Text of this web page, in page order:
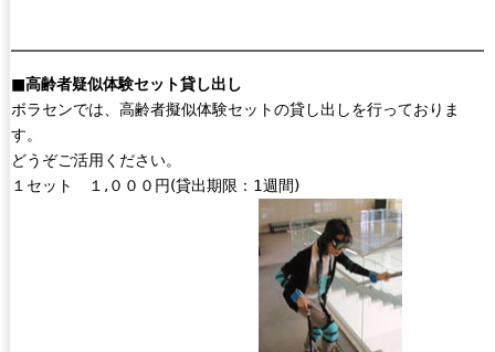
■高齢者疑似体験セット貸し出し
ボラセンでは、高齢者擬似体験セットの貸し出しを行っておりま
す。
どうぞご活用ください。
１セット １,０００円(貸出期限：1週間)